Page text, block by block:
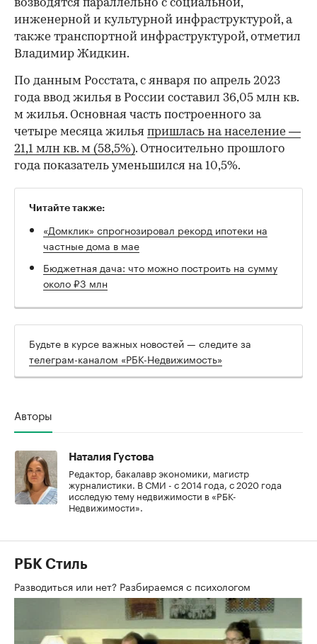
возводятся параллельно с социальной,
инженерной и культурной инфраструктурой, а
также транспортной инфраструктурой, отметил
Владимир Жидкин.
По данным Росстата, с января по апрель 2023
года ввод жилья в России составил 36,05 млн кв.
м жилья. Основная часть построенного за
четыре месяца жилья пришлась на население —
21,1 млн кв. м (58,5%). Относительно прошлого
года показатель уменьшился на 10,5%.
Читайте также:
«Домклик» спрогнозировал рекорд ипотеки на
частные дома в мае
Бюджетная дача: что можно построить на сумму
около ₽3 млн
Будьте в курсе важных новостей — следите за
телеграм-каналом «РБК-Недвижимость»
Авторы
Наталия Густова
Редактор, бакалавр экономики, магистр
журналистики. В СМИ - с 2014 года, с 2020 года
исследую тему недвижимости в «РБК-
Недвижимости».
РБК Стиль
Разводиться или нет? Разбираемся с психологом